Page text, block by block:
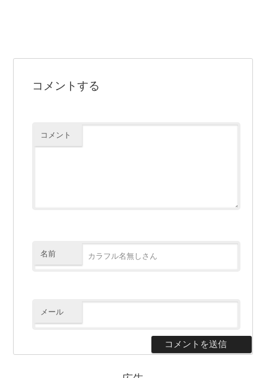
コメントする
コメント
名前
メール